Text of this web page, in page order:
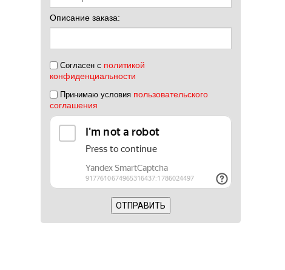
Описание заказа:
Согласен с политикой
конфиденциальности
Принимаю условия пользовательского
соглашения